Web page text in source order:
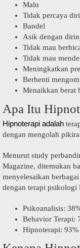
Malu
Tidak percaya diri
Bandel
Asik dengan
Tidak mau
Tidak mau
Meningkatkan
Berhenti
Menaikkan berat
Apa Itu
Hipnoterapi adalah
dengan mengolah
Menurut study
Magazine, ditemukan
menyelesaikan
dengan terapi psikologi
Psikoanalisis:
Behavior Terapi:
Hipnoterapi: 93%